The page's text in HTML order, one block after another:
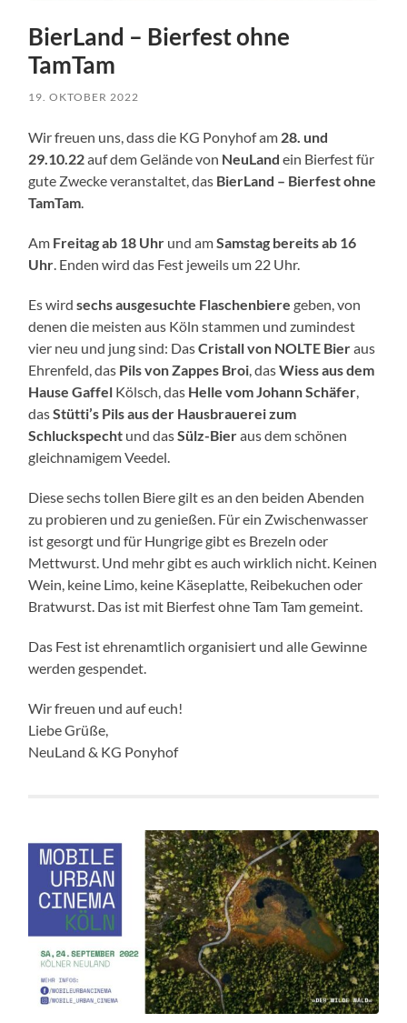
BierLand – Bierfest ohne
TamTam
19. OKTOBER 2022
Wir freuen uns, dass die KG Ponyhof am 28. und
29.10.22auf dem Gelände von NeuLand ein Bierfest für
gute Zwecke veranstaltet, das BierLand – Bierfest ohne
TamTam.
Am Freitag ab 18 Uhr und amSamstag bereits ab 16
Uhr. Enden wird das Fest jeweils um 22 Uhr.
Es wirdsechs ausgesuchte Flaschenbiere geben, von
denen die meisten aus Köln stammen und zumindest
vier neu und jung sind: DasCristall von NOLTE Bieraus
Ehrenfeld, das Pils von Zappes Broi, dasWiess aus dem
Hause Gaffel Kölsch, das Helle vom Johann Schäfer,
dasStütti’s Pils aus der Hausbrauerei zum
Schluckspecht und dasSülz-Bieraus dem schönen
gleichnamigem Veedel.
Diese sechs tollen Biere gilt es an den beiden Abenden
zu probieren und zu genießen. Für ein Zwischenwasser
ist gesorgt und für Hungrige gibt es Brezeln oder
Mettwurst. Und mehr gibt es auch wirklich nicht. Keinen
Wein, keine Limo, keine Käseplatte, Reibekuchen oder
Bratwurst. Das ist mit Bierfest ohne Tam Tam gemeint.
Das Fest ist ehrenamtlich organisiert und alle Gewinne
werden gespendet.
Wir freuen und auf euch!
Liebe Grüße,
NeuLand & KG Ponyhof